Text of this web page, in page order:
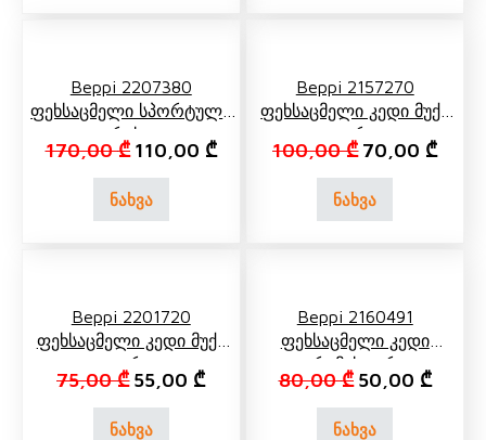
Beppi 2207380
Ფეხსაცმელი Სპორტული
Რუხი
170,00₾ Original price was: 170,00 ₾.
110,00 ₾Current price is: 110,00 ₾.
ნახვა
Beppi 2157270
Ფეხსაცმელი Კედი Მუქი
Ლურჯი
100,00₾ Original price
70,00 ₾
ნახვა
Beppi 2201720
Ფეხსაცმელი Კედი Მუქი
Ლურჯი
75,00₾ Original price was: 75,00 ₾.
55,00 ₾Current price is: 55,00 ₾.
ნახვა
Beppi 2160491
Ფეხსაცმელი Კედი
Კრემისფერი
80,00₾ Original price
50,00 ₾
ნახვა